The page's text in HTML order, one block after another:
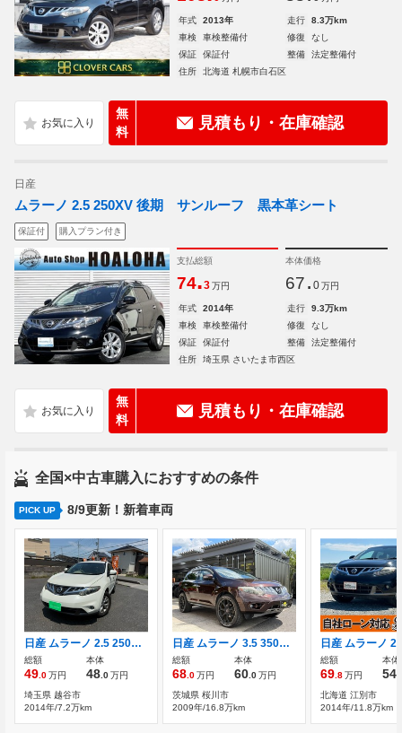
年式 2013年 走行
8.3万km
車検
車検整備付 修復
なし
保証
保証付 整備
法定整備付
住所
北海道 札幌市白石区
無
料
見積もり・在庫確認
日産
ムラーノ 2.5 250XV 後期 サンルーフ 黒本革シート
保証付 購入プラン付き
支払総額
74.3 万円
本体価格
67. 0 万円
年式 2014年 走行
9.3万km
車検
車検整備付 修復
なし
保証
保証付 整備
法定整備付
住所
埼玉県 さいたま市西区
無
料
見積もり・在庫確認
全国×中古車購入におすすめの条件
PICK UP 8/9更新！新着車両
日産 ムラーノ 2.5 250XL ユーザー買取車/バックカメラ/ETC/クルーズ
総額
49 .0万円
本体
48 .0万円
埼玉県 越谷市
2014年/7.2万km
日産 ムラーノ 3.5 350XV FOUR 4WD サンルーフ 22インチAW 電動シート レザー
総額
68 .0万円
本体
60 .0万円
茨城県 桜川市
2009年/16.8万km
総額
69 .8万円
本体
54
北海道 江別市
2014年/11.8万km